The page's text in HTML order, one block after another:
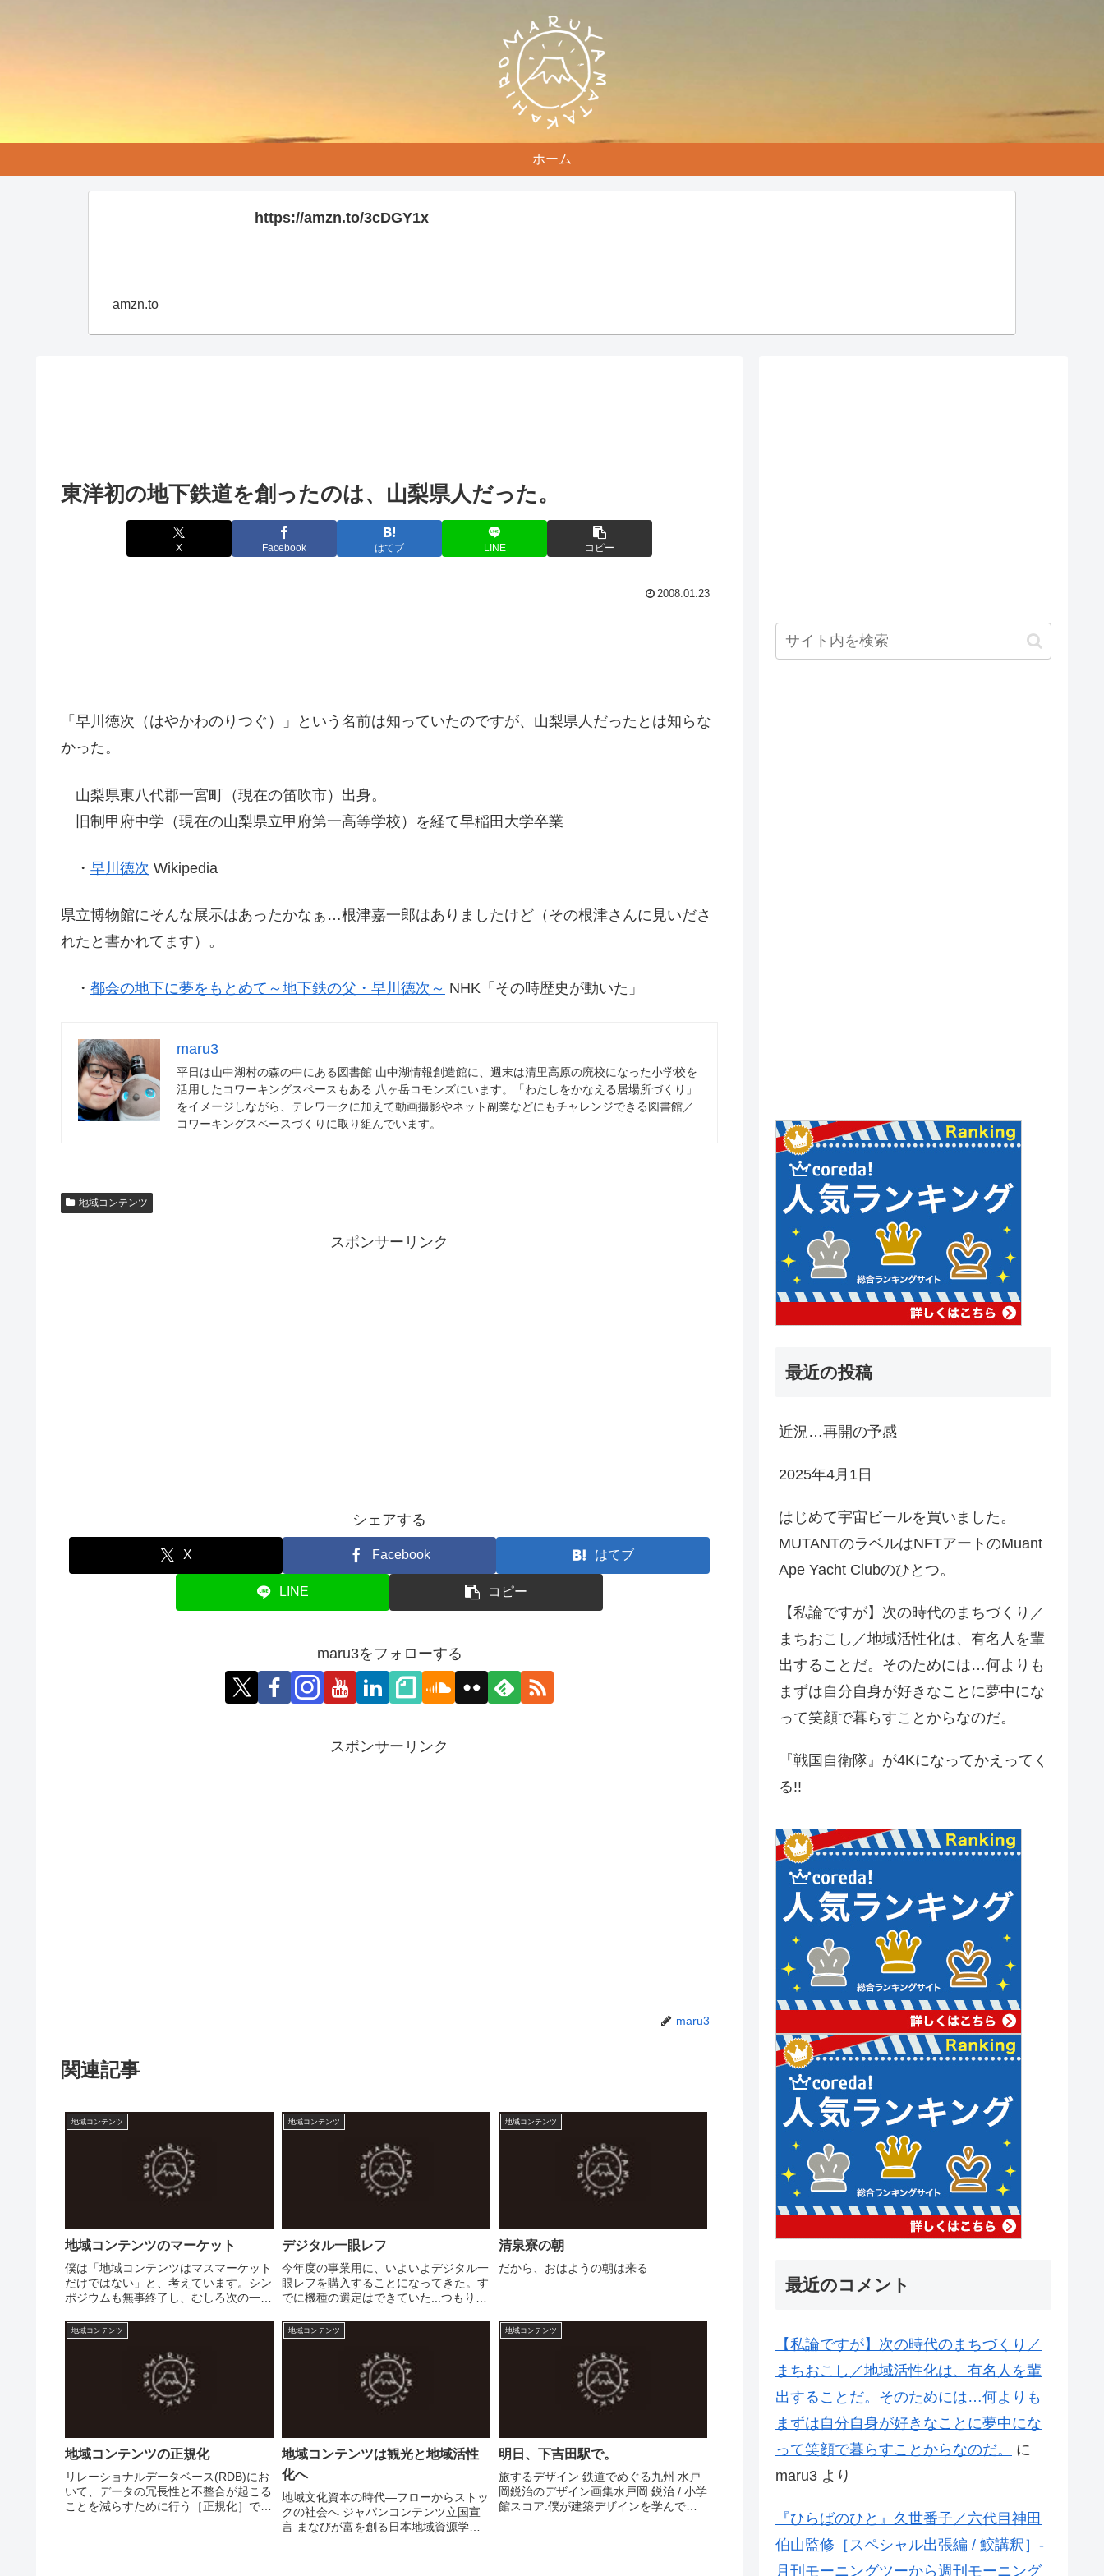
ホーム
https://amzn.to/3cDGY1x
amzn.to
東洋初の地下鉄道を創ったのは、山梨県人だった。
X Facebook はてブ LINE コピー
2008.01.23
「早川徳次（はやかわのりつぐ）」という名前は知っていたのですが、山梨県人だったとは知らな
かった。
山梨県東八代郡一宮町（現在の笛吹市）出身。
旧制甲府中学（現在の山梨県立甲府第一高等学校）を経て早稲田大学卒業
・ 早川徳次 Wikipedia
県立博物館にそんな展示はあったかなぁ…根津嘉一郎はありましたけど（その根津さんに見いださ
れたと書かれてます）。
・ 都会の地下に夢をもとめて～地下鉄の父・早川徳次～ NHK「その時歴史が動いた」
maru3
平日は山中湖村の森の中にある図書館 山中湖情報創造館に、週末は清里高原の廃校になった小学校を
活用したコワーキングスペースもある 八ヶ岳コモンズにいます。「わたしをかなえる居場所づくり」
をイメージしながら、テレワークに加えて動画撮影やネット副業などにもチャレンジできる図書館／
コワーキングスペースづくりに取り組んでいます。
地域コンテンツ
スポンサーリンク
シェアする
X Facebook はてブ
LINE コピー
maru3をフォローする
スポンサーリンク
maru3
関連記事
地域コンテンツ
地域コンテンツのマーケット
僕は「地域コンテンツはマスマーケット
だけではない」と、考えています。シン
ポジウムも無事終了し、むしろ次の一
そうです。ただ、昨日のシンポジウムで
は、政策側、放送局や新聞社側とどちら
かといえば、コンテンツを持...
地域コンテンツ
デジタル一眼レフ
今年度の事業用に、いよいよデジタル一
眼レフを購入することになってきた。す
でに機種の選定はできていた...つもりな
入予定...なんだけど... OLYMPUS デジタ
ル一眼レフカメラ E-420 ダブルズー...
地域コンテンツ
清泉寮の朝
だから、おはようの朝は来る
地域コンテンツ
地域コンテンツの正規化
リレーショナルデータベース(RDB)にお
いて、データの冗長性と不整合が起こる
ことを減らすために行う［正規化］であ
地域コンテンツ
地域コンテンツは観光と地域活性
化へ
地域文化資本の時代―フローからストッ
クの社会へ ジャパンコンテンツ立国宣
言 まなびが富を創る日本地域資源学会 /
地域コンテンツ
明日、下吉田駅で。
旅するデザイン 鉄道でめぐる九州 水戸
岡鋭治のデザイン画集水戸岡 鋭治 / 小学
館スコア:僕が建築デザインを学んでい
最近の投稿
近況…再開の予感
2025年4月1日
はじめて宇宙ビールを買いました。
MUTANTのラベルはNFTアートのMuant
Ape Yacht Clubのひとつ。
【私論ですが】次の時代のまちづくり／
まちおこし／地域活性化は、有名人を輩
出することだ。そのためには…何よりも
まずは自分自身が好きなことに夢中にな
って笑顔で暮らすことからなのだ。
『戦国自衛隊』が4Kになってかえってく
る!!
最近のコメント
【私論ですが】次の時代のまちづくり／
まちおこし／地域活性化は、有名人を輩
出することだ。そのためには…何よりも
まずは自分自身が好きなことに夢中にな
って笑顔で暮らすことからなのだ。
に
maru3 より
『ひらばのひと』久世番子／六代目神田
伯山監修［スペシャル出張編 / 鮫講釈］-
月刊モーニングツーから週刊モーニング